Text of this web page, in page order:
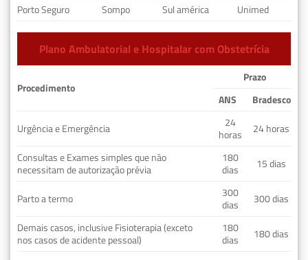
Porto Seguro
Sompo Sul américa Unimed
Plano Ambulatorial e Hospitalar com Obstetrícia
Procedimento
Prazo
ANS
Bradesco
Urgência e Emergência
24
horas
24 horas
Consultas e Exames simples que não
necessitam de autorização prévia
180
dias
15 dias
Parto a termo
300
dias
300 dias
Demais casos, inclusive Fisioterapia (exceto
nos casos de acidente pessoal)
180
dias
180 dias